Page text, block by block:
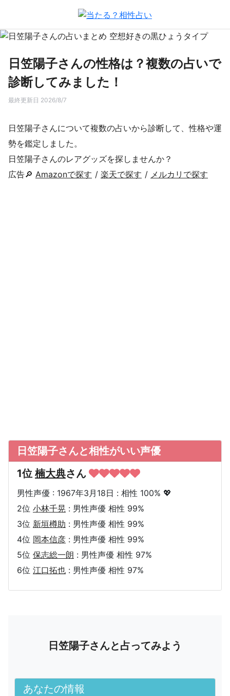
日笠陽子さんの性格は？複数の占いで
診断してみました！
最終更新日 2026/8/7
日笠陽子さんについて複数の占いから診断して、性格や運
勢を鑑定しました。
日笠陽子さんのレアグッズを探しませんか？
広告🔎 Amazonで探す / 楽天で探す / メルカリで探す
日笠陽子さんと相性がいい声優
1位 楠大典さん
男性声優 : 1967年3月18日 : 相性 100% 💖
2位 小林千晃 : 男性声優 相性 99%
3位 新垣樽助 : 男性声優 相性 99%
4位 岡本信彦 : 男性声優 相性 99%
5位 保志総一朗 : 男性声優 相性 97%
6位 江口拓也 : 男性声優 相性 97%
日笠陽子さんと占ってみよう
あなたの情報